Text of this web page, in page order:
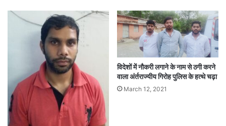
विदेशों में नौकरी लगाने के नाम से ठगी करने
वाला अंर्तराज्यीय गिरोह पुलिस के हत्थे चढ़ा
March 12, 2021